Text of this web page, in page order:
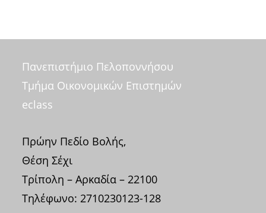
Πανεπιστήμιο Πελοποννήσου
Τμήμα Οικονομικών Επιστημών
eclass
Πρώην Πεδίο Βολής,
Θέση Σέχι
Τρίπολη – Αρκαδία – 22100
Τηλέφωνο: 2710230123-128